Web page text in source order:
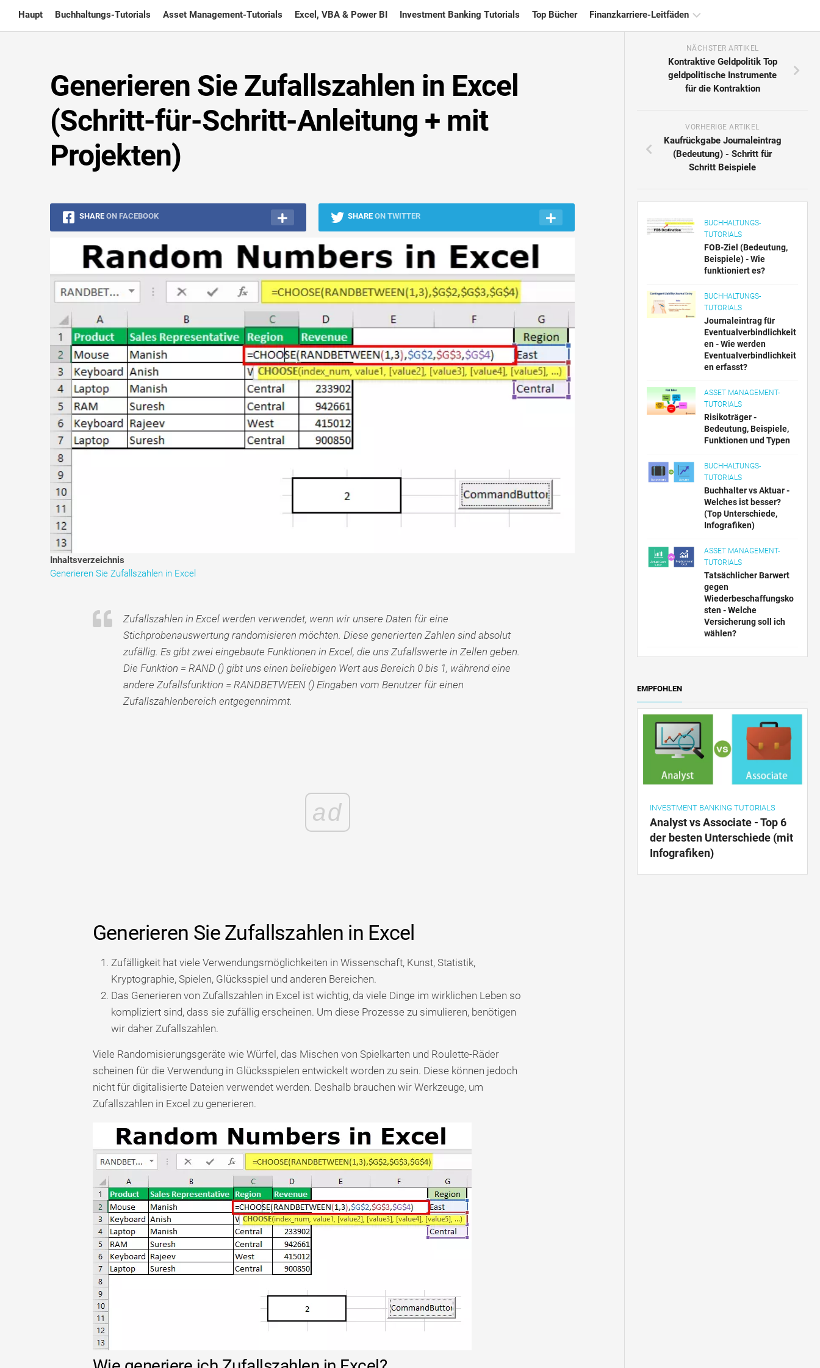
content
Haupt Buchhaltungs-Tutorials Asset Management-Tutorials Excel, VBA & Power BI Investment Banking Tutorials Top Bücher Finanzkarriere-Leitfäden
Finanzmodellierung
Risikomanagement-
Generieren Sie Zufallszahlen in Excel
(Schritt-für-Schritt-Anleitung + mit
Projekten)
SHARE ON FACEBOOK SHARE ON TWITTER
Inhaltsverzeichnis
Generieren Sie Zufallszahlen in Excel
Zufallszahlen in Excel werden verwendet, wenn wir unsere Daten für eine
Stichprobenauswertung randomisieren möchten. Diese generierten Zahlen sind absolut
zufällig. Es gibt zwei eingebaute Funktionen in Excel, die uns Zufallswerte in Zellen geben.
Die Funktion = RAND () gibt uns einen beliebigen Wert aus Bereich 0 bis 1, während eine
andere Zufallsfunktion = RANDBETWEEN () Eingaben vom Benutzer für einen
Zufallszahlenbereich entgegennimmt.
ad
Generieren Sie Zufallszahlen in Excel
Zufälligkeit hat viele Verwendungsmöglichkeiten in Wissenschaft, Kunst, Statistik,
Kryptographie, Spielen, Glücksspiel und anderen Bereichen.
Das Generieren von Zufallszahlen in Excel ist wichtig, da viele Dinge im wirklichen Leben so
kompliziert sind, dass sie zufällig erscheinen. Um diese Prozesse zu simulieren, benötigen
wir daher Zufallszahlen.
Viele Randomisierungsgeräte wie Würfel, das Mischen von Spielkarten und Roulette-Räder
scheinen für die Verwendung in Glücksspielen entwickelt worden zu sein. Diese können jedoch
nicht für digitalisierte Dateien verwendet werden. Deshalb brauchen wir Werkzeuge, um
Zufallszahlen in Excel zu generieren.
NÄCHSTER ARTIKEL
Kontraktive Geldpolitik Top
geldpolitische Instrumente
für die Kontraktion
VORHERIGE ARTIKEL
Kaufrückgabe Journaleintrag
(Bedeutung) - Schritt für
Schritt Beispiele
BUCHHALTUNGS-
TUTORIALS
FOB-Ziel (Bedeutung,
Beispiele) - Wie
funktioniert es?
BUCHHALTUNGS-
TUTORIALS
Journaleintrag für
Eventualverbindlichkeit
en - Wie werden
Eventualverbindlichkeit
en erfasst?
ASSET MANAGEMENT-
TUTORIALS
Risikoträger -
Bedeutung, Beispiele,
Funktionen und Typen
BUCHHALTUNGS-
TUTORIALS
Buchhalter vs Aktuar -
Welches ist besser?
(Top Unterschiede,
Infografiken)
ASSET MANAGEMENT-
TUTORIALS
Tatsächlicher Barwert
gegen
Wiederbeschaffungsko
sten - Welche
Versicherung soll ich
wählen?
EMPFOHLEN
INVESTMENT BANKING TUTORIALS
Analyst vs Associate - Top 6
der besten Unterschiede (mit
Infografiken)